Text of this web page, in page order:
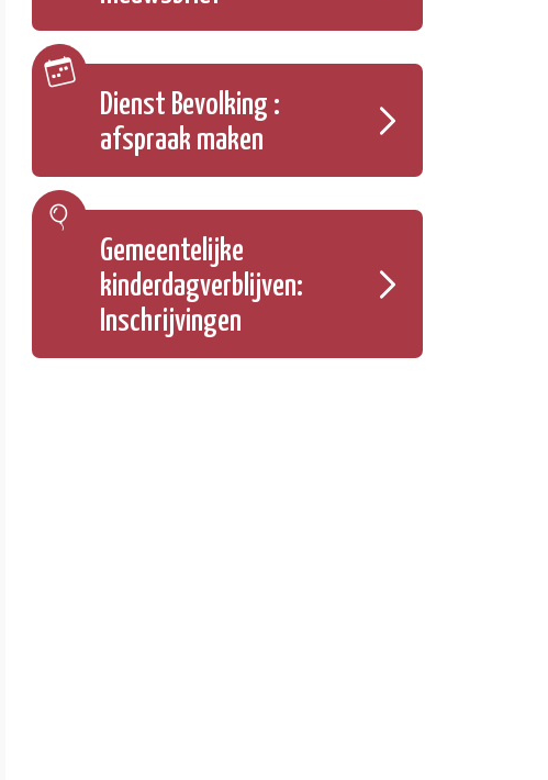
Dienst Bevolking :
afspraak maken
Gemeentelijke
kinderdagverblijven:
Inschrijvingen